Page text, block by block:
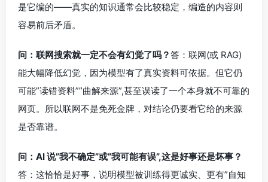
是它编的——真实的知识通常会比较稳定，编造的内容则
容易前后矛盾。
问：联网搜索就一定不会有幻觉了吗？答：联网(或 RAG)
能大幅降低幻觉，因为模型有了真实资料可依据。但它仍
可能”读错资料””曲解来源”,甚至误读了一个本身就不可靠的
网页。所以联网不是免死金牌，对结论仍要看它给的来源
是否靠谱。
问：AI 说”我不确定”或”我可能有误”,这是好事还是坏事？
答：这恰恰是好事，说明模型被训练得更诚实、更有”自知